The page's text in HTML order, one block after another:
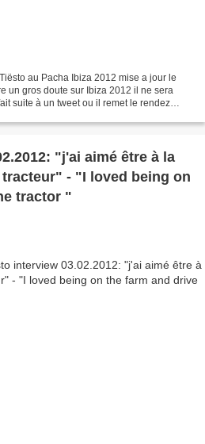
au Pacha Ibiza 2012 mise a jour le
un gros doute sur Ibiza 2012 il ne sera
suite à un tweet ou il remet le rendez
"j'ai aimé être à la
- "I loved being on
tractor "